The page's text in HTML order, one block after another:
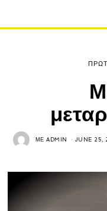
ΜΕADMIN JUNE 25,